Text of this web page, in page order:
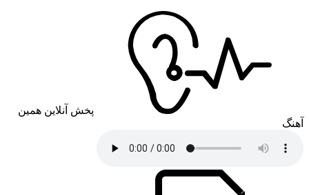
پخش آنلاین همین
آهنگ